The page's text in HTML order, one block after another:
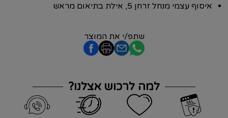
איסוף עצמי מנחל זרחן 5, אילת בתיאום מראש
שתפ/י את המוצר
למה לרכוש אצלנו?